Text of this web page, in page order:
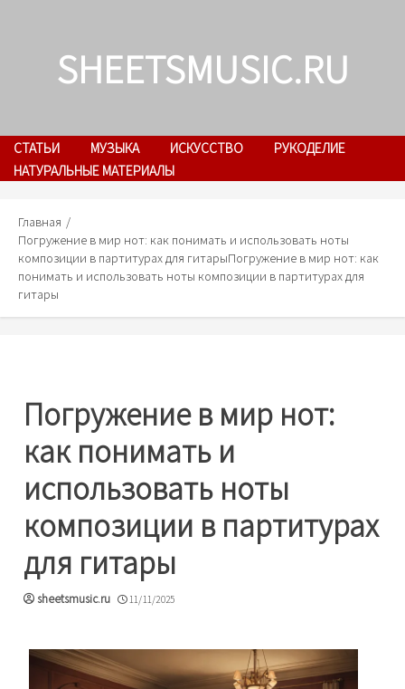
SHEETSMUSIC.RU
СТАТЬИ МУЗЫКА ИСКУССТВО
РУКОДЕЛИЕ
НАТУРАЛЬНЫЕ МАТЕРИАЛЫ
Главная
Погружение в мир нот: как понимать и использовать ноты
композиции в партитурах для гитарыПогружение в мир нот: как
понимать и использовать ноты композиции в партитурах для
гитары
Погружение в мир нот:
как понимать и
использовать ноты
композиции в партитурах
для гитары
sheetsmusic.ru 11/11/2025